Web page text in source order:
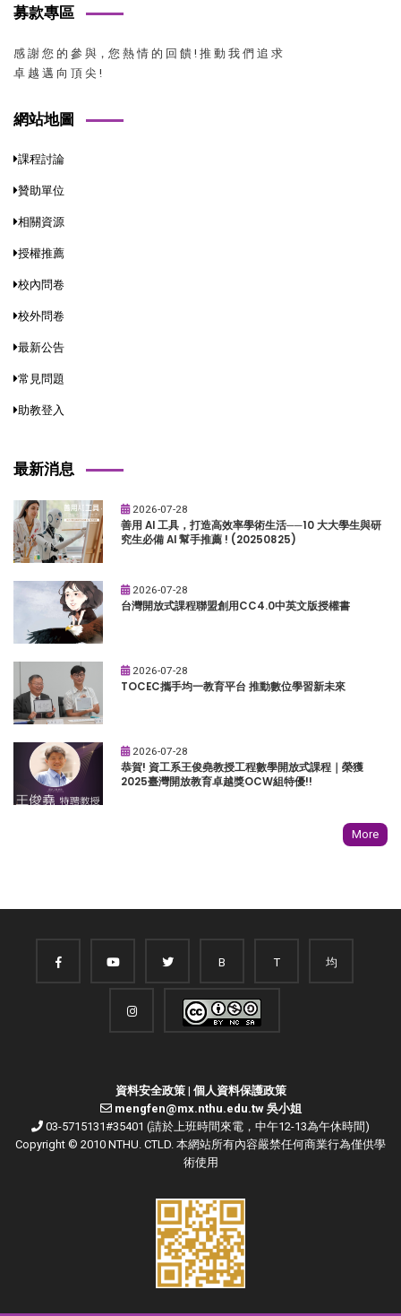
募款專區
感 謝 您 的 參 與，您 熱 情 的 回 饋 ! 推 動 我 們 追 求
卓 越 邁 向 頂 尖 !
網站地圖
課程討論
贊助單位
相關資源
授權推薦
校內問卷
校外問卷
最新公告
常見問題
助教登入
最新消息
2026-07-28
善用 AI 工具，打造高效率學術生活──10 大大學生與研
究生必備 AI 幫手推薦 ! (20250825)
2026-07-28
台灣開放式課程聯盟創用CC4.0中英文版授權書
2026-07-28
TOCEC攜手均一教育平台 推動數位學習新未來
2026-07-28
恭賀! 資工系王俊堯教授工程數學開放式課程｜榮獲
2025臺灣開放教育卓越獎OCW組特優!!
More
B T 均
資料安全政策| 個人資料保護政策
mengfen@mx.nthu.edu.tw 吳小姐
03-5715131#35401 (請於上班時間來電，中午12-13為午休時間)
Copyright © 2010 NTHU. CTLD. 本網站所有內容嚴禁任何商業行為僅供學
術使用